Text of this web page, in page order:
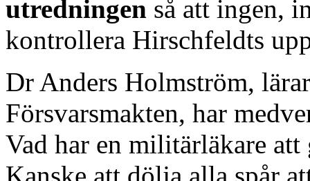
utredningen så att ingen,
kontrollera Hirschfeldts
Dr Anders Holmström,
Försvarsmakten, har
Vad har en militärläkare
Kanske att dölja alla spår